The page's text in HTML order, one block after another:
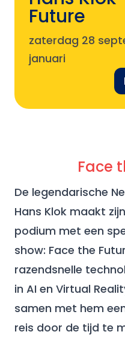
Future
zaterdag 28
januari
Face
De legendarische
Hans Klok maakt
podium met een
show: Face the
razendsnelle
in AI en Virtual
samen met hem
reis door de tijd te